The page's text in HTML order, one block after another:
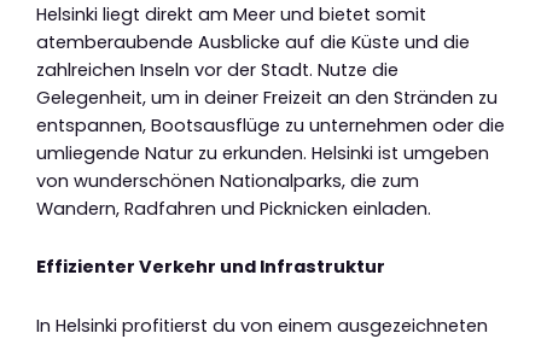
Helsinki liegt direkt am Meer und bietet somit
atemberaubende Ausblicke auf die Küste und die
zahlreichen Inseln vor der Stadt. Nutze die
Gelegenheit, um in deiner Freizeit an den Stränden zu
entspannen, Bootsausflüge zu unternehmen oder die
umliegende Natur zu erkunden. Helsinki ist umgeben
von wunderschönen Nationalparks, die zum
Wandern, Radfahren und Picknicken einladen.
Effizienter Verkehr und Infrastruktur
In Helsinki profitierst du von einem ausgezeichneten